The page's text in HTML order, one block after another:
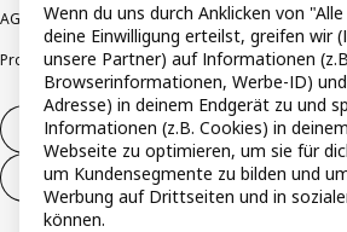
AGB BarrierefreiheitCookie-Richtlinie
ProduktrückrufeResponsible Disclosure
Vertrag widerrufen
Vertrag widerrufen (Services &
Wenn du uns durch Anklicken von
deine Einwilligung erteilst, greifen wir
unsere Partner) auf Informationen
Browserinformationen, Werbe-ID)
Adresse) in deinem Endgerät zu und
Informationen (z.B. Cookies) in
Webseite zu optimieren, um sie für
um Kundensegmente zu bilden und
Werbung auf Drittseiten und in
können.